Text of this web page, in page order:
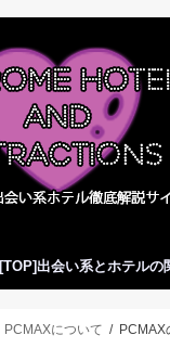
[TOP]出会い系とホテルの
PCMAXについて PCMAX